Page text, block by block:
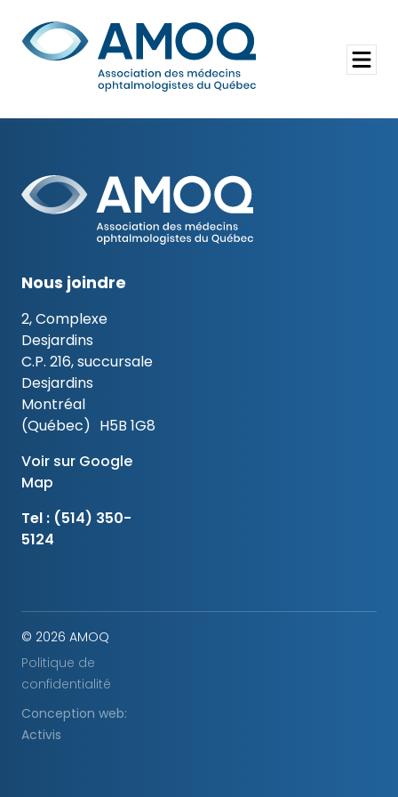
contenu
Rechercher
Ouvrir
le
Nous joindre
2, Complexe
Desjardins
C.P. 216, succursale
Desjardins
Montréal
(Québec) H5B 1G8
Voir sur Google
Map
Tel : (514) 350-
5124
© 2026 AMOQ
Politique de
confidentialité
Conception web:
Activis